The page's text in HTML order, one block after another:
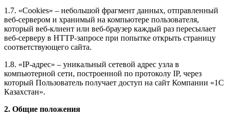
1.7. «Cookies» – небольшой фрагмент данных, отправленный
веб-сервером и хранимый на компьютере пользователя,
который веб-клиент или веб-браузер каждый раз пересылает
веб-серверу в HTTP-запросе при попытке открыть страницу
соответствующего сайта.
1.8. «IP-адрес» – уникальный сетевой адрес узла в
компьютерной сети, построенной по протоколу IP, через
который Пользователь получает доступ на сайт Компании «1С
Казахстан».
2. Общие положения